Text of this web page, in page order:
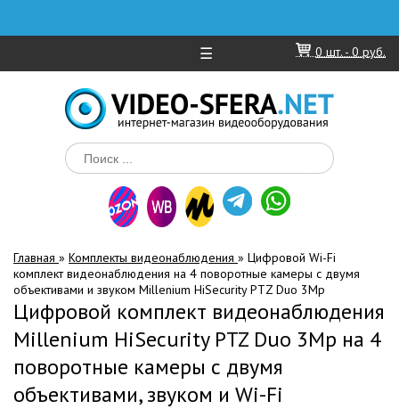
☰ 0 шт. - 0 руб.
Главная » Комплекты видеонаблюдения » Цифровой Wi-Fi
комплект видеонаблюдения на 4 поворотные камеры с двумя
объективами и звуком Millenium HiSecurity PTZ Duo 3Mp
Цифровой комплект видеонаблюдения
Millenium HiSecurity PTZ Duo 3Mp на 4
поворотные камеры с двумя
объективами, звуком и Wi-Fi